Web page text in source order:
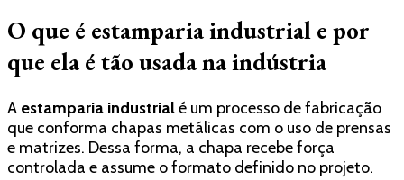
O que é estamparia industrial e por
que ela é tão usada na indústria
A estamparia industrialé um processo de fabricação
que conforma chapas metálicas com o uso de prensas
e matrizes. Dessa forma, a chapa recebe força
controlada e assume o formato definido no projeto.